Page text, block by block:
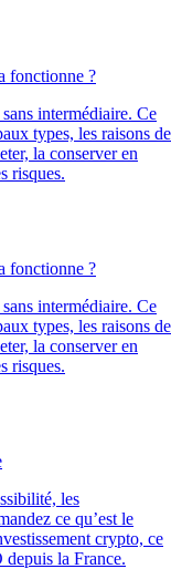
fonctionne ?
intermédiaire. Ce
types, les raisons de
la conserver en
risques.
fonctionne ?
intermédiaire. Ce
types, les raisons de
la conserver en
risques.
les
ce qu’est le
crypto, ce
la France.